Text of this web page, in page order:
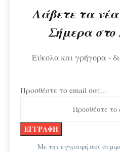
Λάβετε τα
Σήμερα στο
Εύκολα και γρήγορα -
Προσθέστε το email σας...
Με την εγγραφή σας